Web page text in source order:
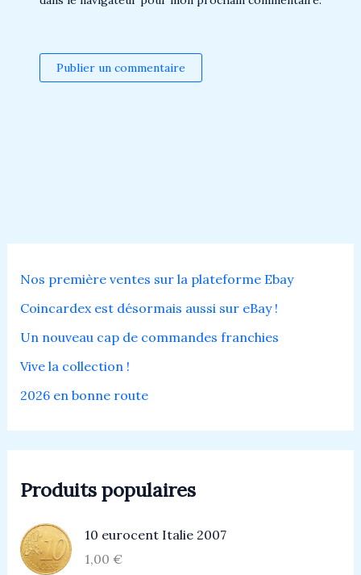
Nos première ventes sur la plateforme Ebay
Coincardex est désormais aussi sur eBay !
Un nouveau cap de commandes franchies
Vive la collection !
2026 en bonne route
Produits populaires
10 eurocent Italie 2007
1,00 €